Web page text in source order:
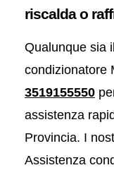
riscalda o
Qualunque sia
condizionatore
3519155550
assistenza
Provincia. I
Assistenza